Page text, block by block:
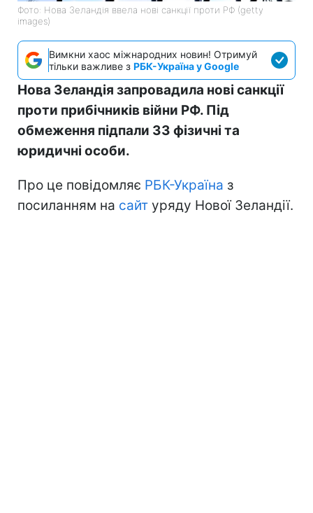
Фото: Нова Зеландія ввела нові санкції проти РФ (getty
images)
Вимкни хаос міжнародних новин! Отримуй
тільки важливе з РБК-Україна у Google
Нова Зеландія запровадила нові санкції
проти прибічників війни РФ. Під
обмеження підпали 33 фізичні та
юридичні особи.
Про це повідомляє РБК-Україна з
посиланням на сайт уряду Нової Зеландії.